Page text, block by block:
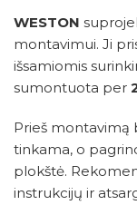
WESTON
montavimui. Ji
išsamiomis
sumontuota per
Prieš montavimą
tinkama, o
plokštė.
instrukcijų ir